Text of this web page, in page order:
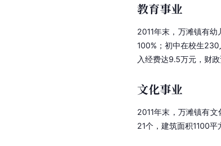
教育事业
2011年末，万滩镇有
100%；初中在校生
入经费达9.5万元，财
文化事业
2011年末，万滩镇有
21个，建筑面积1100平